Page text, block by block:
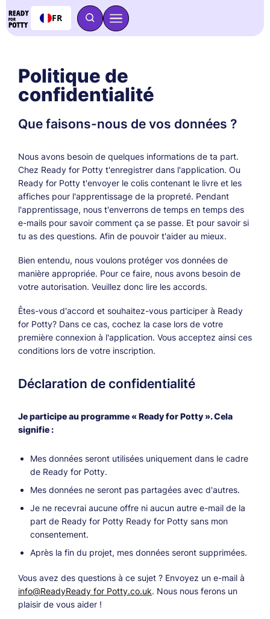
FR
Politique de
confidentialité
Que faisons-nous de vos données ?
Nous avons besoin de quelques informations de ta part.
Chez Ready for Potty t'enregistrer dans l'application. Ou
Ready for Potty t'envoyer le colis contenant le livre et les
affiches pour l'apprentissage de la propreté. Pendant
l'apprentissage, nous t'enverrons de temps en temps des
e-mails pour savoir comment ça se passe. Et pour savoir si
tu as des questions. Afin de pouvoir t'aider au mieux.
Bien entendu, nous voulons protéger vos données de
manière appropriée. Pour ce faire, nous avons besoin de
votre autorisation. Veuillez donc lire les accords.
Êtes-vous d'accord et souhaitez-vous participer à Ready
for Potty? Dans ce cas, cochez la case lors de votre
première connexion à l'application. Vous acceptez ainsi ces
conditions lors de votre inscription.
Déclaration de confidentialité
Je participe au programme « Ready for Potty ». Cela
signifie :
Mes données seront utilisées uniquement dans le cadre
de Ready for Potty.
Mes données ne seront pas partagées avec d'autres.
Je ne recevrai aucune offre ni aucun autre e-mail de la
part de Ready for Potty Ready for Potty sans mon
consentement.
Après la fin du projet, mes données seront supprimées.
Vous avez des questions à ce sujet ? Envoyez un e-mail à
info@ReadyReady for Potty.co.uk. Nous nous ferons un
plaisir de vous aider !